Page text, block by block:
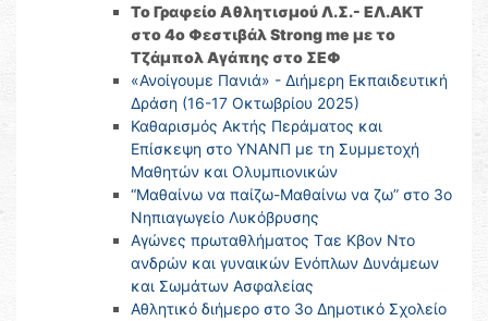
Το Γραφείο Αθλητισμού Λ.Σ.- ΕΛ.ΑΚΤ
στο 4ο Φεστιβάλ Strong me με το
Τζάμπολ Αγάπης στο ΣΕΦ
«Ανοίγουμε Πανιά» - Διήμερη Εκπαιδευτική
Δράση (16-17 Οκτωβρίου 2025)
Καθαρισμός Ακτής Περάματος και
Επίσκεψη στο ΥΝΑΝΠ με τη Συμμετοχή
Μαθητών και Ολυμπιονικών
“Μαθαίνω να παίζω-Μαθαίνω να ζω” στο 3ο
Νηπιαγωγείο Λυκόβρυσης
Αγώνες πρωταθλήματος Tαε Κβον Ντο
ανδρών και γυναικών Ενόπλων Δυνάμεων
και Σωμάτων Ασφαλείας
Αθλητικό διήμερο στο 3ο Δημοτικό Σχολείο